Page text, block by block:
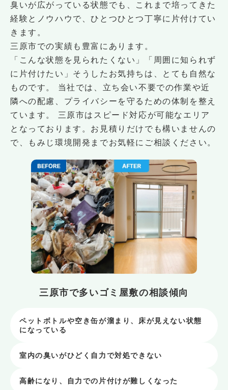
臭いが広がっている状態でも、これまで培ってきた
経験とノウハウで、ひとつひとつ丁寧に片付けてい
きます。
三原市での実績も豊富にあります。
「こんな状態を見られたくない」「周囲に知られず
に片付けたい」そうしたお気持ちは、とても自然な
ものです。 当社では、立ち会い不要での作業や近
隣への配慮、プライバシーを守るための体制を整え
ています。 三原市はスピード対応が可能なエリア
となっております。お見積りだけでも構いませんの
で、もみじ環境開発までお気軽にご相談ください。
三原市で多いゴミ屋敷の相談傾向
ペットボトルや空き缶が溜まり、床が見えない状態
になっている
室内の臭いがひどく自力で対処できない
高齢になり、自力での片付けが難しくなった